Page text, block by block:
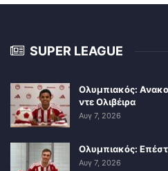
SUPER LEAGUE
Ολυμπιακός:
ντε Ολιβέιρα
Αυγ 7, 2026
Ολυμπιακός:
Αυγ 7, 2026